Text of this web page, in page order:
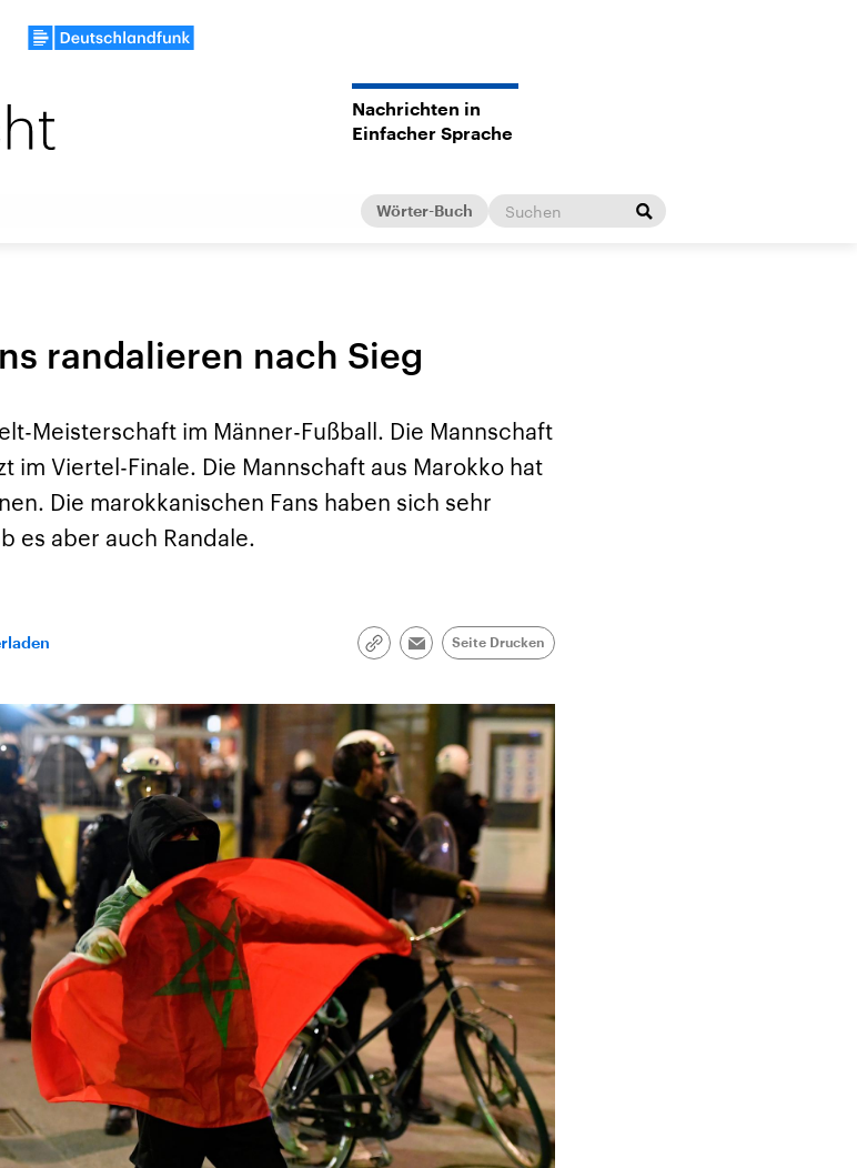
Nachrichten in
Einfacher Sprache
Wörter-Buch
randalieren nach Sieg
Meisterschaft im Männer-Fußball. Die Mannschaft
im Viertel-Finale. Die Mannschaft aus Marokko hat
Die marokkanischen Fans haben sich sehr
es aber auch Randale.
Link
Email
Seite Drucken